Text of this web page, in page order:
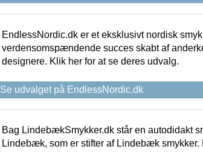
EndlessNordic.dk er et eksklusivt nordisk
verdensomspændende succes skabt af
designere. Klik her for at se deres udvalg.
Se udvalget på EndlessNordic.dk
Bag LindebækSmykker.dk står en autodidakt
Lindebæk, som er stifter af Lindebæk smykker.